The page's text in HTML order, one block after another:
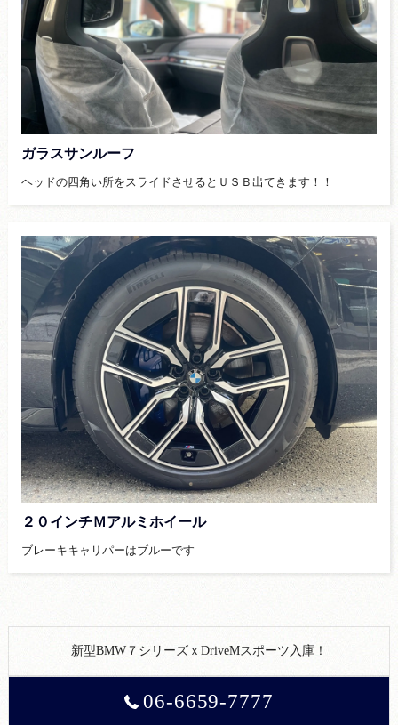
ガラスサンルーフ
ヘッドの四角い所をスライドさせるとＵＳＢ出てきます！！
２０インチＭアルミホイール
ブレーキキャリパーはブルーです
新型BMW７シリーズｘDriveMスポーツ入庫！
06-6659-7777